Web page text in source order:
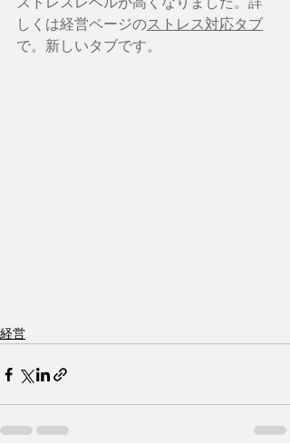
しくは経営ページのストレス対応タブ
で。新しいタブです。
経営